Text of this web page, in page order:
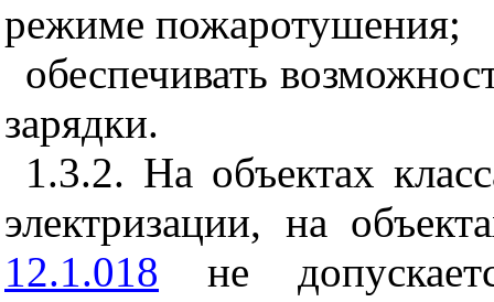
режиме пожаротушения;
обеспечивать
зарядки.
1.3.2. На объектах
электризации, на
12.1.018 не